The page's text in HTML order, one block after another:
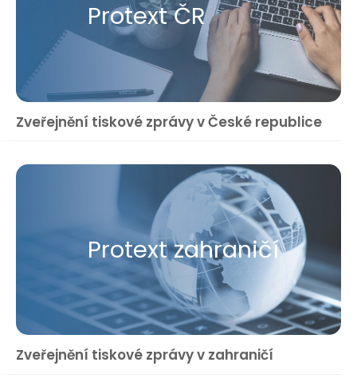
Protext ČR
Zveřejnění tiskové zprávy v České republice
Protext zahraničí
Zveřejnění tiskové zprávy v zahraničí